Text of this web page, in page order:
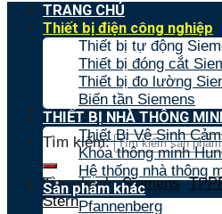
Tìm kiếm:
Tìm nhanh:Siemens,
Stern
TRANG CHỦ
Thiết bị điện công nghiệp
Thiết bị tự động
Thiết bị đóng cắt
Thiết bị đo lường
Biến tần Siemens
THIẾT BỊ NHÀ THÔNG
Thiết Bị Vệ Sinh
Khóa thông minh
Hệ thống nhà thông
Sản phẩm khác
Pfannenberg